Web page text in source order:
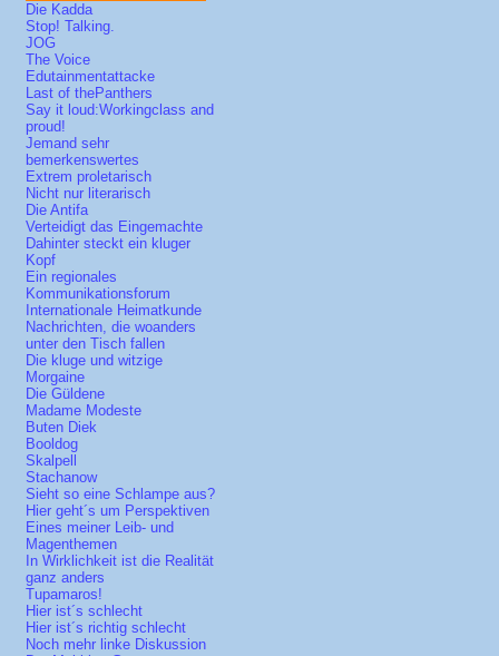
Die Kadda
Stop! Talking.
JOG
The Voice
Edutainmentattacke
Last of thePanthers
Say it loud:Workingclass and
proud!
Jemand sehr
bemerkenswertes
Extrem proletarisch
Nicht nur literarisch
Die Antifa
Verteidigt das Eingemachte
Dahinter steckt ein kluger
Kopf
Ein regionales
Kommunikationsforum
Internationale Heimatkunde
Nachrichten, die woanders
unter den Tisch fallen
Die kluge und witzige
Morgaine
Die Güldene
Madame Modeste
Buten Diek
Booldog
Skalpell
Stachanow
Sieht so eine Schlampe aus?
Hier geht´s um Perspektiven
Eines meiner Leib- und
Magenthemen
In Wirklichkeit ist die Realität
ganz anders
Tupamaros!
Hier ist´s schlecht
Hier ist´s richtig schlecht
Noch mehr linke Diskussion